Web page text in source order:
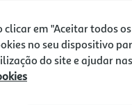
clicar em "Aceitar todos
no seu dispositivo
do site e ajudar